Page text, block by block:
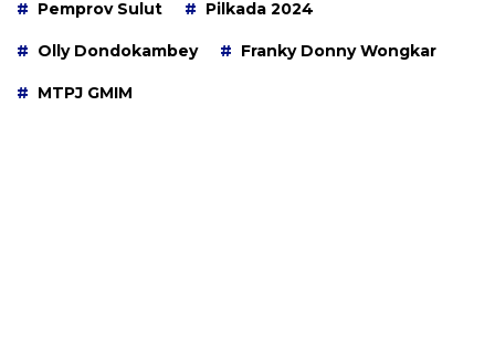
Pemprov Sulut Pilkada 2024
Olly Dondokambey Franky Donny Wongkar
MTPJ GMIM